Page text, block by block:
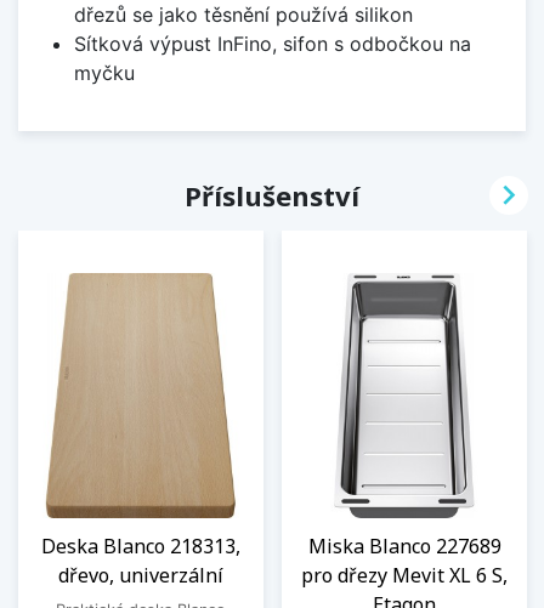
dřezů se jako těsnění používá silikon
Sítková výpust InFino, sifon s odbočkou na
myčku
Příslušenství
Deska Blanco 218313,
dřevo, univerzální
Miska Blanco 227689
pro dřezy Mevit XL 6 S,
